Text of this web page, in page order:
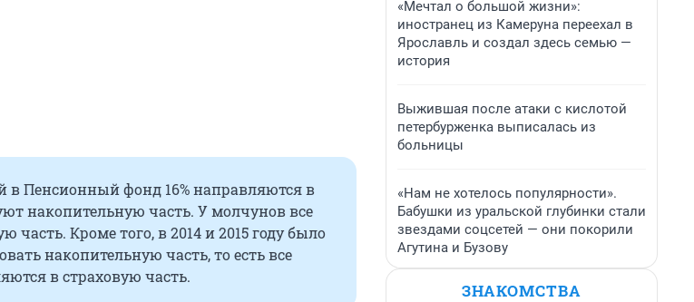
в Пенсионный фонд 16% направляются в
накопительную часть. У молчунов все
часть. Кроме того, в 2014 и 2015 году было
накопительную часть, то есть все
в страховую часть.
«Мечтал о большой жизни»:
иностранец из Камеруна переехал в
Ярославль и создал здесь семью —
история
Выжившая после атаки с кислотой
петербурженка выписалась из
больницы
«Нам не хотелось популярности».
Бабушки из уральской глубинки стали
звездами соцсетей — они покорили
Агутина и Бузову
ЗНАКОМСТВА